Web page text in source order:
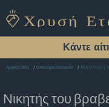
Κάντε
Αρχική Σελίδα Εστιατόριο Κατακολο BEAUVOIR |
Νικητής του